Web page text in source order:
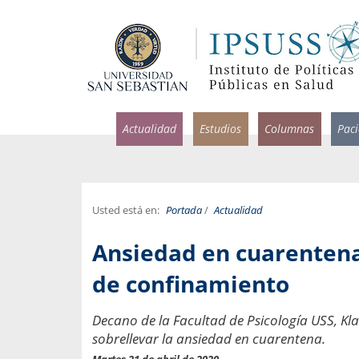
Actualidad Estudios Columnas
Usted está en: Portada/ Actualidad
Ansiedad en
de confinamiento
Decano de la Facultad de Psicología USS,
sobrellevar la ansiedad en cuarentena.
por incapacidad
Infectólogo y profesor
Usamos la palabra
una enfermedad